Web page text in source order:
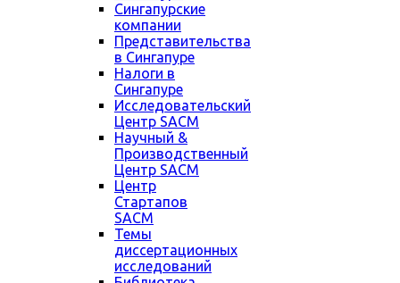
Сингапурские
компании
Представительства
в Сингапуре
Налоги в
Сингапуре
Исследовательский
Центр SACM
Научный &
Производственный
Центр SACM
Центр
Стартапов
SACM
Темы
диссертационных
исследований